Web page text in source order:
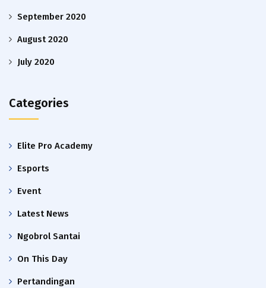
September 2020
August 2020
July 2020
Categories
Elite Pro Academy
Esports
Event
Latest News
Ngobrol Santai
On This Day
Pertandingan